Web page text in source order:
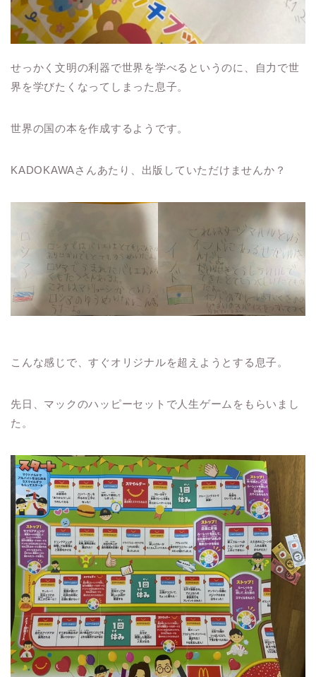
せっかく文明の利器で世界を学べるというのに、自力で世
界を学びたくなってしまった息子。
世界の国の本を作成するようです。
KADOKAWAさんあたり、出版していただけませんか？
こんな感じで、すぐオリジナルを超えようとする息子。
先日、マックのハッピーセットで人生ゲームをもらいまし
た。